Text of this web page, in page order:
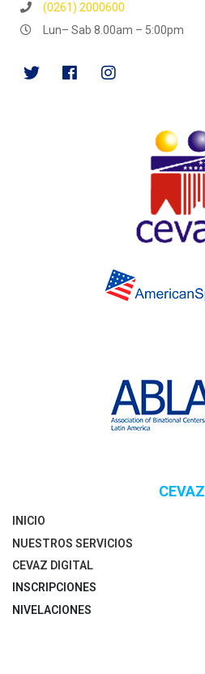
(0261) 2000600
Lun– Sab 8.00am – 5:00pm
CEVAZ
INICIO
NUESTROS SERVICIOS
CEVAZ DIGITAL
INSCRIPCIONES
NIVELACIONES